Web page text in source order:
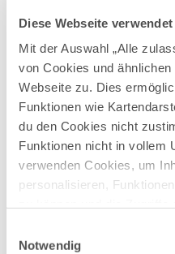
Diese Webseite
Mit der Auswahl „Alle
von Cookies und
Webseite zu. Dies
Funktionen wie
du den Cookies nicht
Funktionen nicht in vollem
verwenden Cookies, um
personalisieren,
deiner Verwendung
Notwendig
745 m
3
Georunde am
Auf schrägen Pfaden in
5,5 km
mehr
dazu